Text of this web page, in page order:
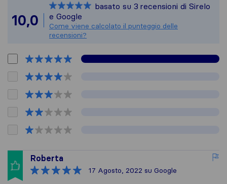
Tutte le recensioni
10,0
basato su 3 recensioni di Sirelo
e Google
Come viene calcolato il punteggio delle
recensioni?
Roberta
17 Agosto, 2022 su Google